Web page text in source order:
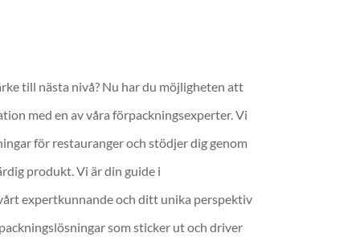
till nästa nivå? Nu har du möjligheten att
med en av våra förpackningsexperter. Vi
för restauranger och stödjer dig genom
produkt. Vi är din guide i
expertkunnande och ditt unika perspektiv
som sticker ut och driver